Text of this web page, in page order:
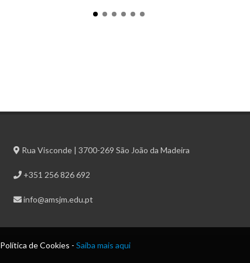
Rua Visconde | 3700-269 São João da Madeira
+351 256 826 692
info@amsjm.edu.pt
de Cookies - Saiba mais aqui